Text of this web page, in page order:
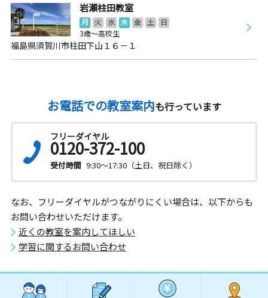
岩瀬柱田教室
月 火 水 木 金 土
日
3歳～高校生
福島県須賀川市柱田下山１６－１
お電話での教室案内も行っています
フリーダイヤル
0120-372-100
受付時間 9:30～17:30（土日、祝日除く）
なお、フリーダイヤルがつながりにくい場合は、以下からも
お問い合わせいただけます。
近くの教室を案内してほしい
学習に関するお問い合わせ